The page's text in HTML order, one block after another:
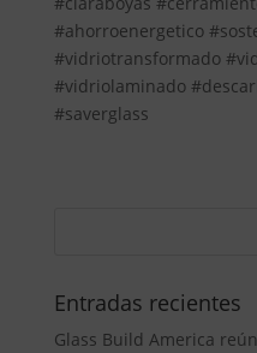
#ahorroenergetico
#vidriotransformado
#vidriolaminado
#saverglass
Entradas recientes
Glass Build America